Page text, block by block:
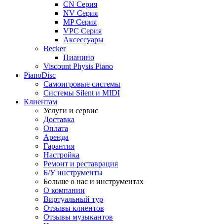
CN Серия
NV Серия
MP Серия
VPC Серия
Аксессуары
Becker
Пианино
Viscount Physis Piano
PianoDisc
Самоигровые системы
Системы Silent и MIDI
Клиентам
Услуги и сервис
Доставка
Оплата
Аренда
Гарантия
Настройка
Ремонт и реставрация
Б/У инструменты
Больше о нас и инструментах
О компании
Виртуальный тур
Отзывы клиентов
Отзывы музыкантов